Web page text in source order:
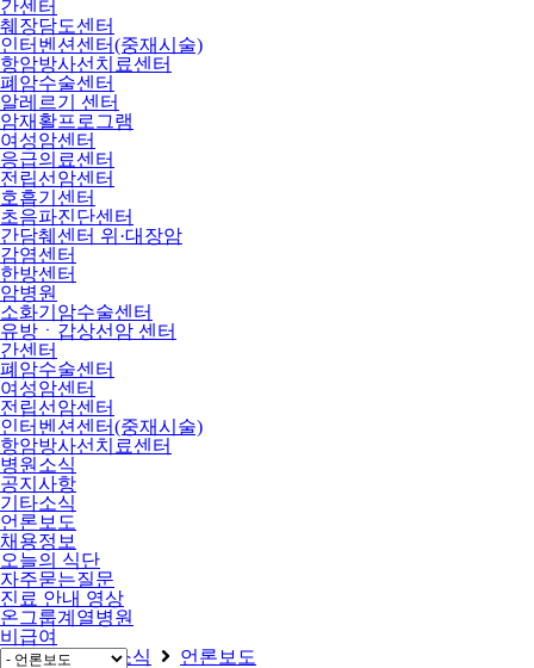
간센터
췌장담도센터
인터벤션센터(중재시술)
항암방사선치료센터
폐암수술센터
알레르기 센터
암재활프로그램
여성암센터
응급의료센터
전립선암센터
호흡기센터
초음파진단센터
간담췌센터 위·대장암
감염센터
한방센터
암병원
소화기암수술센터
유방ㆍ갑상선암 센터
간센터
폐암수술센터
여성암센터
전립선암센터
인터벤션센터(중재시술)
항암방사선치료센터
병원소식
공지사항
기타소식
언론보도
채용정보
오늘의 식단
자주묻는질문
진료 안내 영상
온그룹계열병원
비급여
Home
병원소식
언론보도